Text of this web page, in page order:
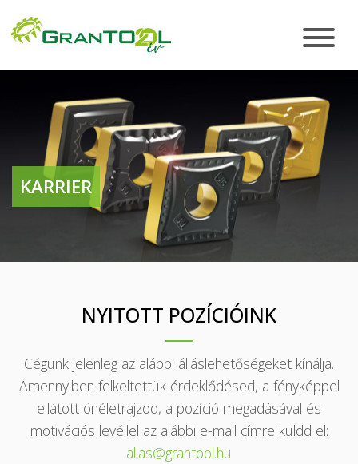
KARRIER
NYITOTT POZÍCIÓINK
Cégünk jelenleg az alábbi álláslehetőségeket kínálja.
Amennyiben felkeltettük érdeklődésed, a fényképpel
ellátott önéletrajzod, a pozíció megadásával és
motivációs levéllel az alábbi e-mail címre küldd el:
allas@grantool.hu